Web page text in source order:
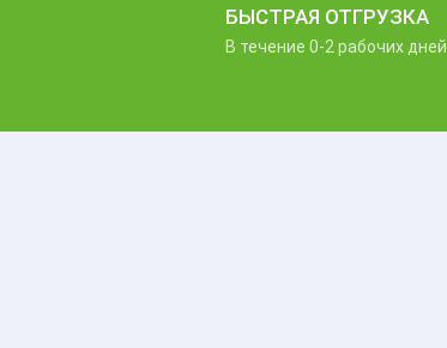
БЫСТРАЯ ОТГРУЗКА
В течение 0-2 рабочих дней